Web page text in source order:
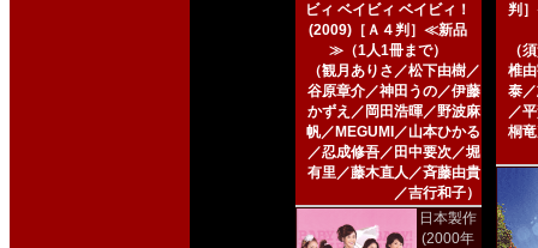
ビィ ベイビィ ベイビィ！
(2009)［Ａ４判］≪新品
≫（1人1冊まで）
（観月ありさ／松下由樹／
谷原章介／神田うの／伊藤
かずえ／岡田浩暉／野波麻
帆／MEGUMI／山本ひかる
／忍成修吾／田中要次／堀
有里／藤木直人／斉藤由貴
／吉行和子）
日本製作
(2000年
判
（
椎
泰
／
桐